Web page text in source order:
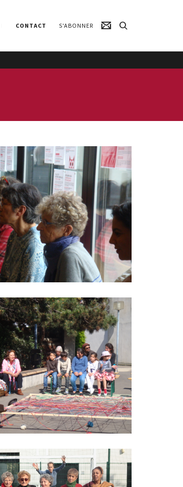
CONTACT S'ABONNER